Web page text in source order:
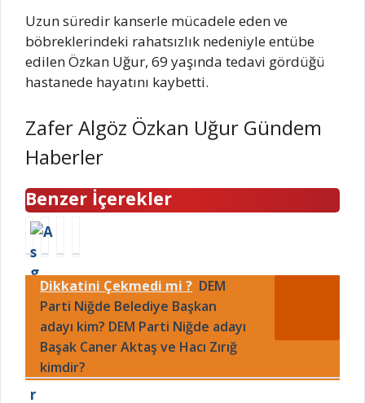
Uzun süredir kanserle mücadele eden ve
böbreklerindeki rahatsızlık nedeniyle entübe
edilen Özkan Uğur, 69 yaşında tedavi gördüğü
hastanede hayatını kaybetti.
Zafer Algöz Özkan Uğur Gündem
Haberler
Benzer İçerekler
A
s
g
r
e
S
e
y
a
n
e
n
z
n
v
e
r
s
t
h
e
a
d
s
ç
ö
Dikkatini Çekmedi mi ? DEM
Parti Niğde Belediye Başkan
adayı kim? DEM Parti Niğde adayı
Başak Caner Aktaş ve Hacı Zırığ
kimdir?